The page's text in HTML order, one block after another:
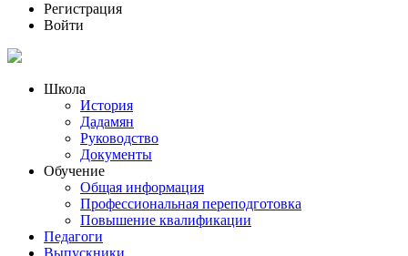
Регистрация
Войти
Школа
История
Дадамян
Руководство
Документы
Обучение
Общая информация
Профессиональная переподготовка
Повышение квалификации
Педагоги
Выпускники